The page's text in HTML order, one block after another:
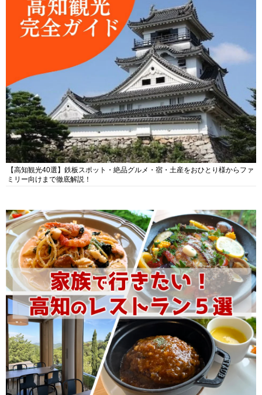
【高知観光40選】鉄板スポット・絶品グルメ・宿・土産をおひとり様からファ
ミリー向けまで徹底解説！